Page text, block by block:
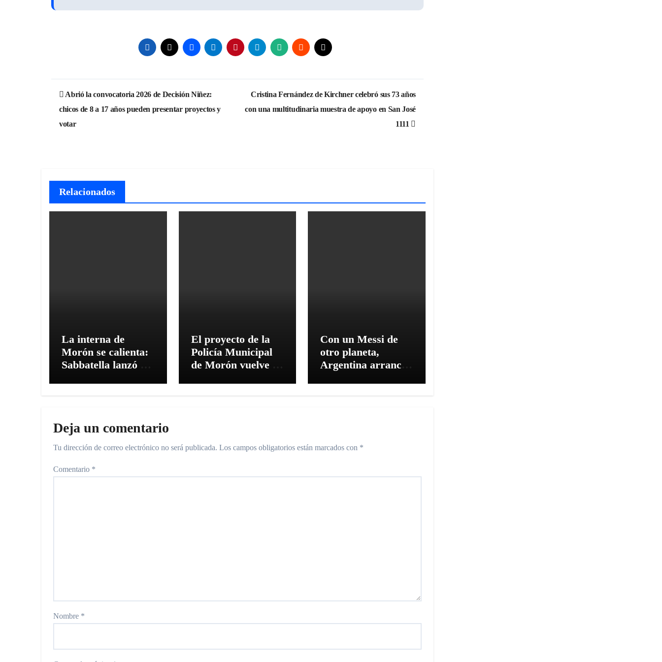
Navegación
de
entradas
Abrió la convocatoria 2026 de Decisión Niñez:
chicos de 8 a 17 años pueden presentar proyectos y
votar
Cristina Fernández de Kirchner celebró sus 73 años
con una multitudinaria muestra de apoyo en San José
1111
Relacionados
La interna de
Morón se calienta:
Sabbatella lanzó su
El proyecto de la
Policía Municipal
de Morón vuelve a
Con un Messi de
otro planeta,
Argentina arrancó
Deja un comentario
Tu dirección de correo electrónico no será publicada. Los campos obligatorios están marcados con *
Comentario *
Nombre *